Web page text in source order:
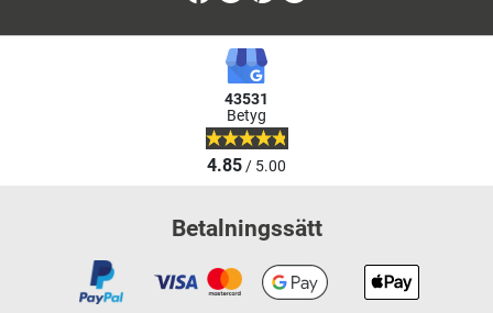
43531
Betyg
4.85/ 5.00
Betalningssätt